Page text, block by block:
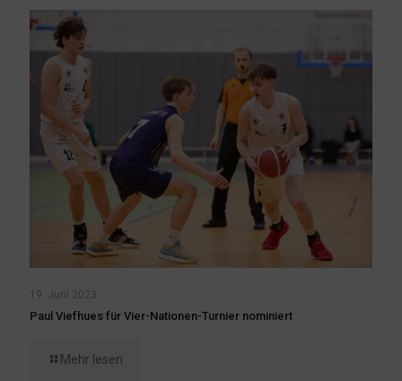
19. Juni 2023
Paul Viefhues für Vier-Nationen-Turnier nominiert
Mehr lesen